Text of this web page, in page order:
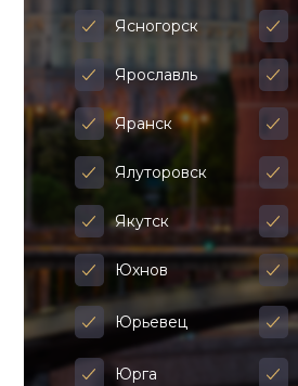
Ясногорск
Ярославль
Яранск
Ялуторовск
Якутск
Юхнов
Юрьевец
Юрга